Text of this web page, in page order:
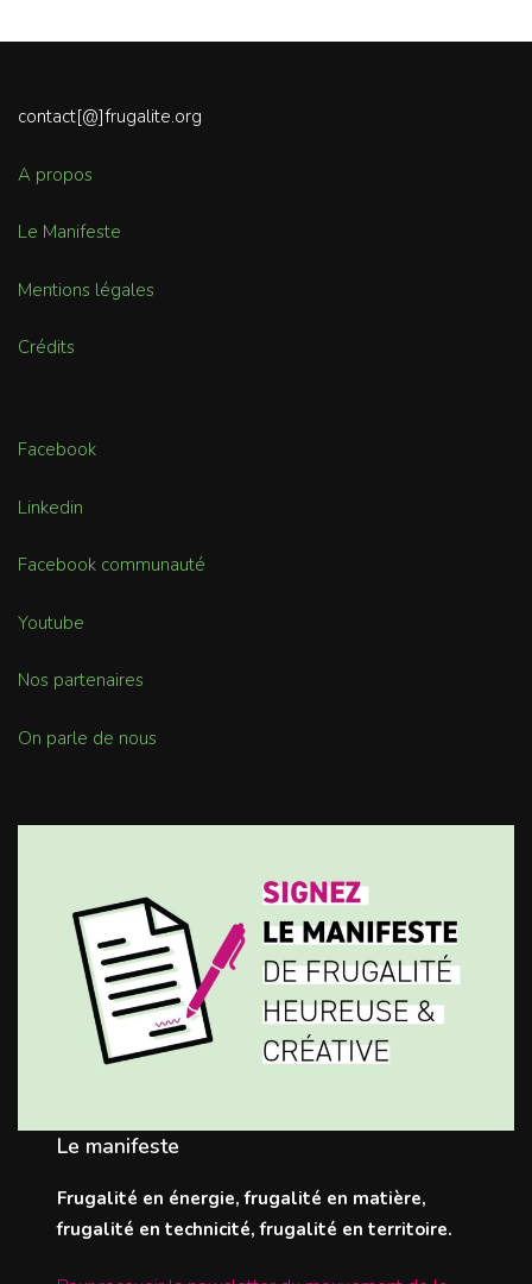
contact[@]frugalite.org
A propos
Le Manifeste
Mentions légales
Crédits
Facebook
Linkedin
Facebook communauté
Youtube
Nos partenaires
On parle de nous
Le manifeste
Frugalité en énergie, frugalité en matière,
frugalité en technicité, frugalité en territoire.